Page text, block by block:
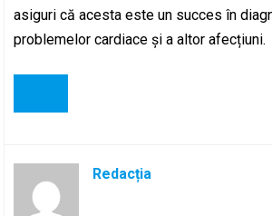
asiguri că acesta este un succes în
problemelor cardiace și a altor afecțiuni.
Redacția